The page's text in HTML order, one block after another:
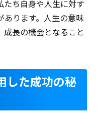
たち自身や人生に対す
あります。人生の意味
長の機会となること
した成功の秘